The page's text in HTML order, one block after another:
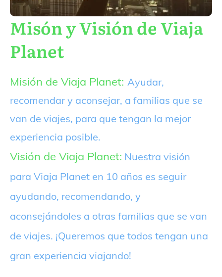
Misón y Visión de Viaja
Planet
Misión de Viaja Planet: Ayudar,
recomendar y aconsejar, a familias que se
van de viajes, para que tengan la mejor
experiencia posible.
Visión de Viaja Planet: Nuestra visión
para Viaja Planet en 10 años es seguir
ayudando, recomendando, y
aconsejándoles a otras familias que se van
de viajes. ¡Queremos que todos tengan una
gran experiencia viajando!